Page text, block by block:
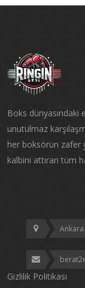
Boks dünyasındaki
unutulmaz
her boksörün zafer
kalbini attıran tüm
Ankara
Gizlilik Politikası